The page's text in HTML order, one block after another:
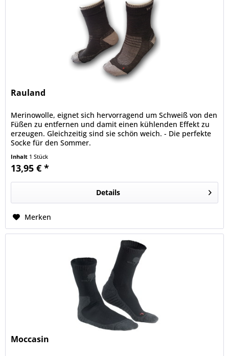
Rauland
Merinowolle, eignet sich hervorragend um Schweiß von den
Füßen zu entfernen und damit einen kühlenden Effekt zu
erzeugen. Gleichzeitig sind sie schön weich. - Die perfekte
Socke für den Sommer.
Inhalt 1 Stück
13,95 € *
Details
Merken
Moccasin